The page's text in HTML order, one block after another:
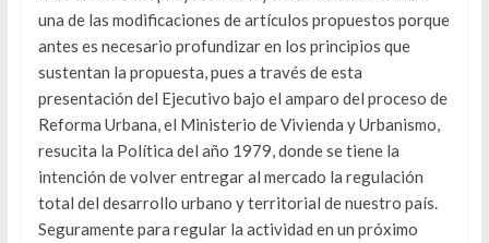
una de las modificaciones de artículos propuestos porque
antes es necesario profundizar en los principios que
sustentan la propuesta, pues a través de esta
presentación del Ejecutivo bajo el amparo del proceso de
Reforma Urbana, el Ministerio de Vivienda y Urbanismo,
resucita la Política del año 1979, donde se tiene la
intención de volver entregar al mercado la regulación
total del desarrollo urbano y territorial de nuestro país.
Seguramente para regular la actividad en un próximo